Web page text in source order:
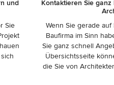
und
Sie
Kontaktieren Sie
Wenn Sie gerade
Baufirma im Sinn
Sie ganz schnell
Übersichtsseite
die Sie von